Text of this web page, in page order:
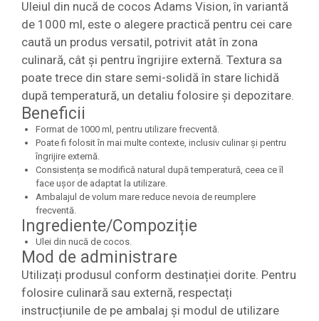
Uleiul din nucă de cocos Adams Vision, în variantă
de 1000 ml, este o alegere practică pentru cei care
caută un produs versatil, potrivit atât în zona
culinară, cât și pentru îngrijire externă. Textura sa
poate trece din stare semi-solidă în stare lichidă
după temperatură, un detaliu folosire și depozitare.
Beneficii
Format de 1000 ml, pentru utilizare frecventă.
Poate fi folosit în mai multe contexte, inclusiv culinar și pentru
îngrijire externă.
Consistența se modifică natural după temperatură, ceea ce îl
face ușor de adaptat la utilizare.
Ambalajul de volum mare reduce nevoia de reumplere
frecventă.
Ingrediente/Compoziție
Ulei din nucă de cocos.
Mod de administrare
Utilizați produsul conform destinației dorite. Pentru
folosire culinară sau externă, respectați
instrucțiunile de pe ambalaj și modul de utilizare